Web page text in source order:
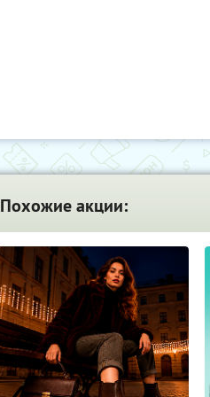
Похожие акции: